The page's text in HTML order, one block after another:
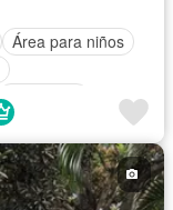
Área para niños
Seguridad